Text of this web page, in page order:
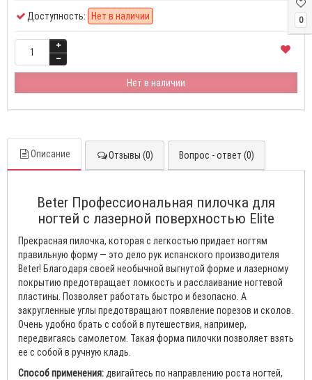
0
Доступность: Нет в наличии
Нет в наличии
Описание Отзывы (0) Вопрос - ответ (0)
Beter Профессиональная пилочка для
ногтей с лазерной поверхностью Elite
Прекрасная пилочка, которая с легкостью придает ногтям
правильную форму — это дело рук испанского производителя
Beter! Благодаря своей необычной выгнутой форме и лазерному
покрытию предотвращает ломкость и расслаивание ногтевой
пластины. Позволяет работать быстро и безопасно. А
закругленные углы предотвращают появление порезов и сколов.
Очень удобно брать с собой в путешествия, например,
передвигаясь самолетом. Такая форма пилочки позволяет взять
ее с собой в ручную кладь.
Способ применения:двигайтесь по направлению роста ногтей,